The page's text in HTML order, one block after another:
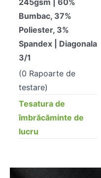
245gsm | 60%
Bumbac, 37%
Poliester, 3%
Spandex | Diagonala
3/1
(0 Rapoarte de
testare)
Tesatura de
îmbrăcăminte de
lucru